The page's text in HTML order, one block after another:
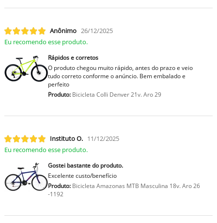
Anônimo 26/12/2025
Eu recomendo esse produto.
Rápidos e corretos
O produto chegou muito rápido, antes do prazo e veio
tudo correto conforme o anúncio. Bem embalado e
perfeito
Produto:Bicicleta Colli Denver 21v. Aro 29
Instituto O. 11/12/2025
Eu recomendo esse produto.
Gostei bastante do produto.
Excelente custo/benefício
Produto:Bicicleta Amazonas MTB Masculina 18v. Aro 26
-1192